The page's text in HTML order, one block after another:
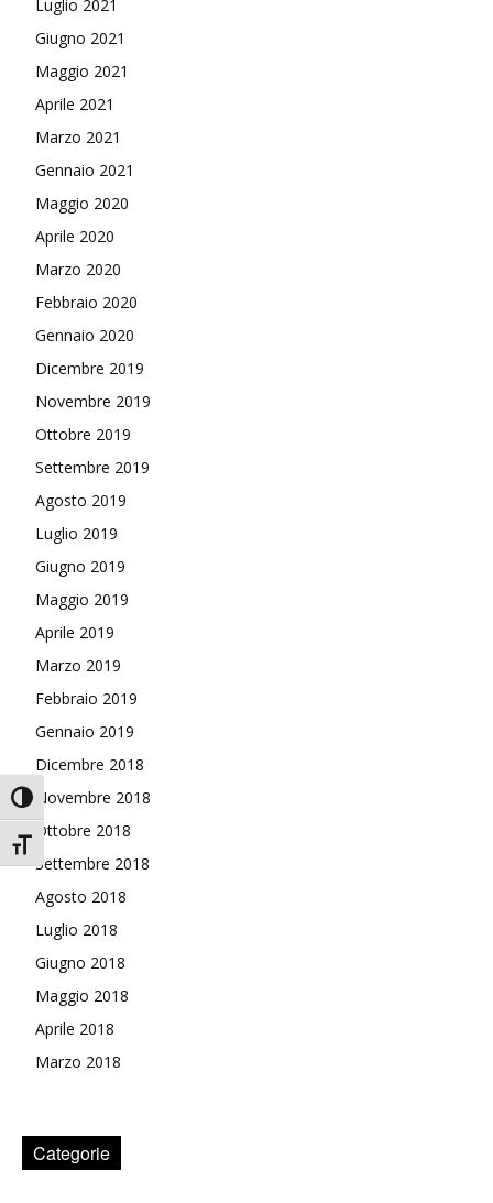
Attiva/disattiva alto contrasto
Attiva/disattiva dimensione testo
Luglio 2021
Giugno 2021
Maggio 2021
Aprile 2021
Marzo 2021
Gennaio 2021
Maggio 2020
Aprile 2020
Marzo 2020
Febbraio 2020
Gennaio 2020
Dicembre 2019
Novembre 2019
Ottobre 2019
Settembre 2019
Agosto 2019
Luglio 2019
Giugno 2019
Maggio 2019
Aprile 2019
Marzo 2019
Febbraio 2019
Gennaio 2019
Dicembre 2018
Novembre 2018
Ottobre 2018
Settembre 2018
Agosto 2018
Luglio 2018
Giugno 2018
Maggio 2018
Aprile 2018
Marzo 2018
Categorie